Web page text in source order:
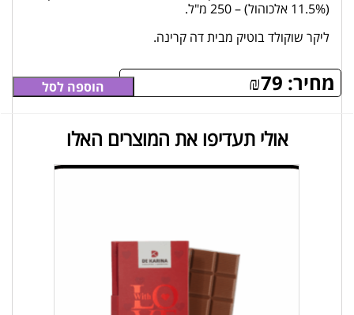
(11.5% אלכוהול) – 250 מ"ל.
ליקר שוקולד בוטיק מבית דה קרינה.
מחיר: ₪79 הוספה לסל
אולי תעדיפו את המוצרים האלו